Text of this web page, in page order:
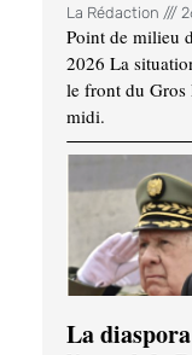
La Rédaction
Point de milieu
2026 La
le front du Gros
midi.
La